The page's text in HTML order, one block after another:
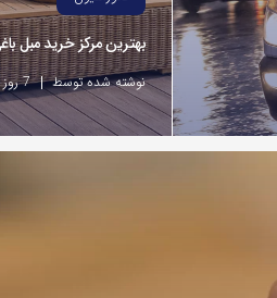
بهترین مرکز خرید مبل
نوشته شده توسط 7 روز پیش